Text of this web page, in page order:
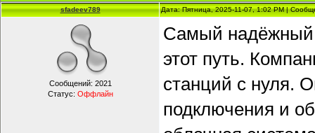
sfadeev789 Дата: Пятница, 2025-11-07, 1:02 PM |
Сообщений: 2021
Статус: Оффлайн
Самый надёжный
этот путь.
станций с нуля.
подключения и